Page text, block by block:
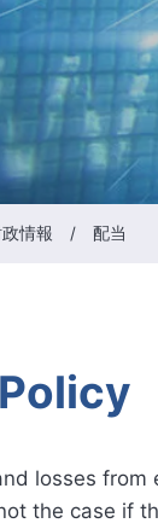
情報 / 配当
losses from
the case if